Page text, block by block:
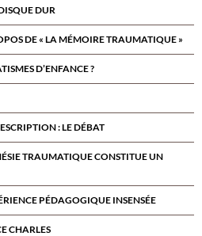
DUR
DE « LA MÉMOIRE TRAUMATIQUE »
D’ENFANCE ?
: LE DÉBAT
TRAUMATIQUE CONSTITUE UN
PÉDAGOGIQUE INSENSÉE
CHARLES